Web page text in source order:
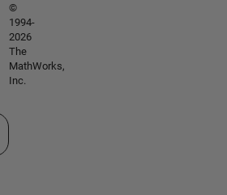
©
1994-
2026
The
MathWorks,
Inc.
un site web